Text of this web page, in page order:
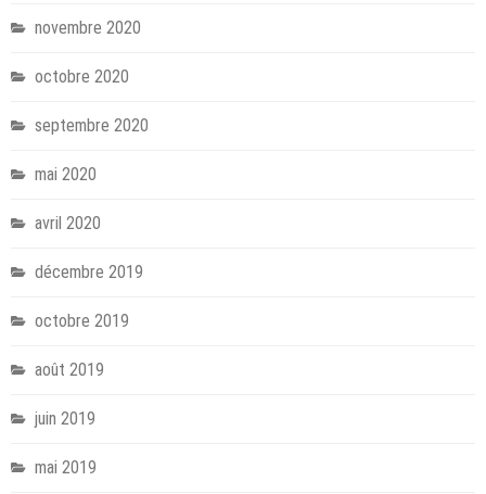
novembre 2020
octobre 2020
septembre 2020
mai 2020
avril 2020
décembre 2019
octobre 2019
août 2019
juin 2019
mai 2019